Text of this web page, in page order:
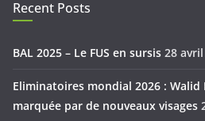
Recent Posts
BAL 2025 – Le FUS en sursis 28
Eliminatoires mondial 2026 :
marquée par de nouveaux visages